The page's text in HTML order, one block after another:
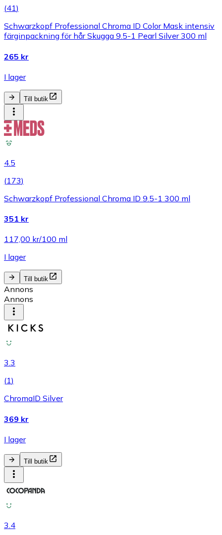
(41)
Schwarzkopf Professional Chroma ID Color Mask intensiv
färginpackning för hår Skugga 9.5-1 Pearl Silver 300 ml
265 kr
I lager
Till butik
4.5
(173)
Schwarzkopf Professional Chroma ID 9.5-1 300 ml
351 kr
117,00 kr/100 ml
I lager
Till butik
Annons
Annons
3.3
(1)
ChromaID Silver
369 kr
I lager
Till butik
3.4